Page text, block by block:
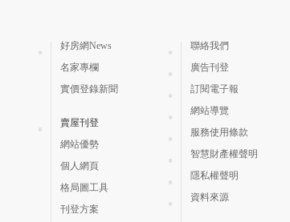
好房網News
名家專欄
實價登錄新聞
賣屋刊登
網站優勢
個人網頁
格局圖工具
刊登方案
聯絡我們
廣告刊登
訂閱電子報
網站導覽
服務使用條款
智慧財產權聲明
隱私權聲明
資料來源